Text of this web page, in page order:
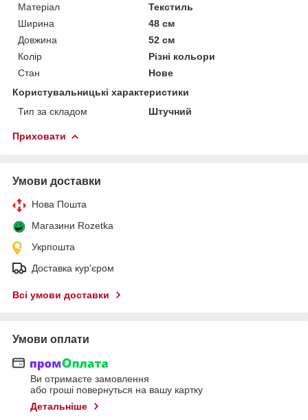
Матеріал
Текстиль
Ширина
48 см
Довжина
52 см
Колір
Різні кольори
Стан
Нове
Користувальницькі характеристики
Тип за складом
Штучний
Приховати
Умови доставки
Нова Пошта
Магазини Rozetka
Укрпошта
Доставка кур'єром
Всі умови доставки
Умови оплати
Ви отримаєте замовлення
або гроші повернуться на вашу картку
Детальніше